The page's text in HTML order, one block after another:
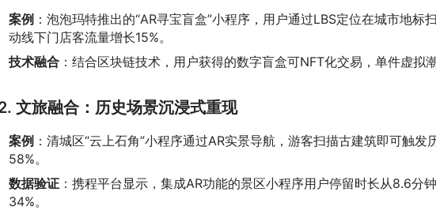
案例 ：泡泡玛特推出的“AR寻宝盲盒”小程序，用户通过LBS定位在城市地
动线下门店客流量增长15%。
技术融合 ：结合区块链技术，用户获得的数字盲盒可NFT化交易，单件虚拟
文旅融合：历史场景沉浸式重现
案例 ：清城区“云上石角”小程序通过AR实景导航，游客扫描古建筑即可触
58%。
数据验证 ：携程平台显示，集成AR功能的景区小程序用户停留时长从8.6分
34%。